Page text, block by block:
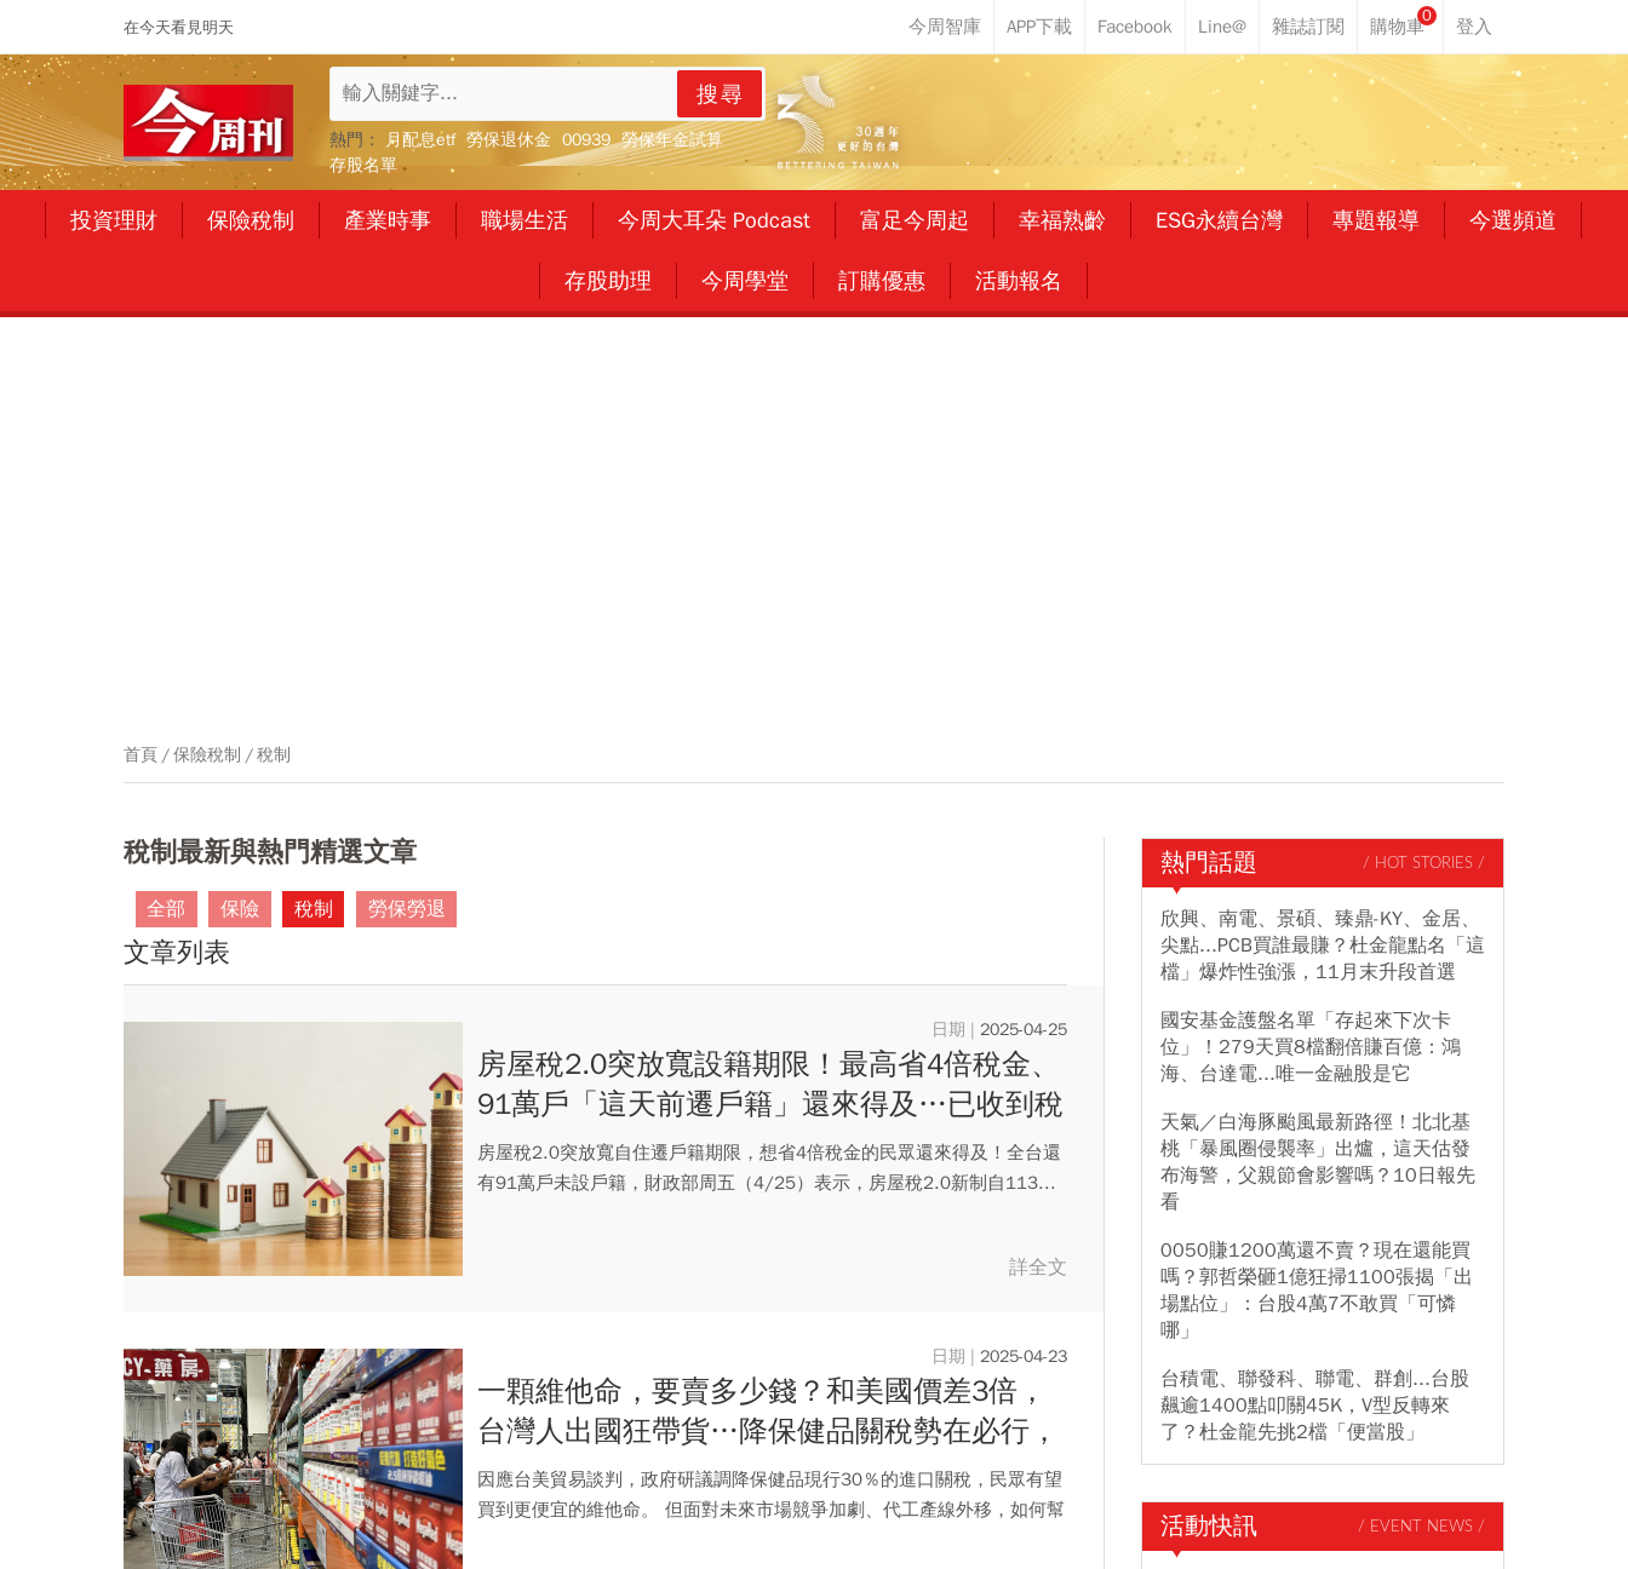
在今天看見明天
0
搜尋
熱門： 月配息etf 勞保退休金 00939 勞保年金試算
存股名單
投資理財 保險稅制 產業時事 職場生活 今周大耳朵 Podcast 富足今周起 幸福熟齡 ESG永續台灣 專題報導 今選頻道
存股助理 今周學堂 訂購優惠 活動報名
首頁 保險稅制 稅制
稅制最新與熱門精選文章
全部 保險 稅制 勞保勞退
文章列表
2025-04-25
房屋稅2.0突放寬設籍期限！最高省4倍稅金、
91萬戶「這天前遷戶籍」還來得及…已收到稅
單快這樣做
房屋稅2.0突放寬自住遷戶籍期限，想省4倍稅金的民眾還來得及！全台還
有91萬戶未設戶籍，財政部周五（4/25）表示，房屋稅2.0新制自113...
詳全文
2025-04-23
一顆維他命，要賣多少錢？和美國價差3倍，
台灣人出國狂帶貨…降保健品關稅勢在必行，
政府要有完善配套
因應台美貿易談判，政府研議調降保健品現行30％的進口關稅，民眾有望
買到更便宜的維他命。 但面對未來市場競爭加劇、代工產線外移，如何幫
熱門話題 / HOT STORIES /
欣興、南電、景碩、臻鼎-KY、金居、
尖點...PCB買誰最賺？杜金龍點名「這
檔」爆炸性強漲，11月末升段首選
國安基金護盤名單「存起來下次卡
位」！279天買8檔翻倍賺百億：鴻
海、台達電...唯一金融股是它
天氣／白海豚颱風最新路徑！北北基
桃「暴風圈侵襲率」出爐，這天估發
布海警，父親節會影響嗎？10日報先
看
0050賺1200萬還不賣？現在還能買
嗎？郭哲榮砸1億狂掃1100張揭「出
場點位」：台股4萬7不敢買「可憐
哪」
台積電、聯發科、聯電、群創...台股
飆逾1400點叩關45K，V型反轉來
了？杜金龍先挑2檔「便當股」
活動快訊 / EVENT NEWS /